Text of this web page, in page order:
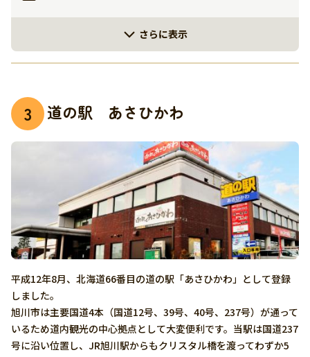
さらに表示
3 道の駅 あさひかわ
平成12年8月、北海道66番目の道の駅「あさひかわ」として登録
しました。
旭川市は主要国道4本（国道12号、39号、40号、237号）が通って
いるため道内観光の中心拠点として大変便利です。当駅は国道237
号に沿い位置し、JR旭川駅からもクリスタル橋を渡ってわずか5